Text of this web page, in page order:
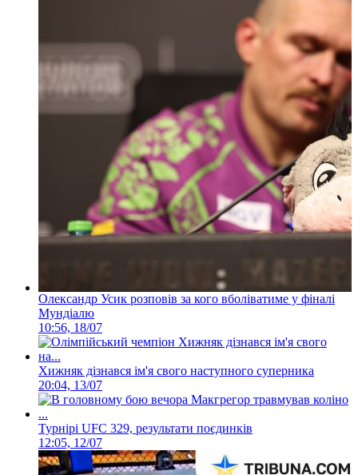
Олександр Усик розповів за кого вболіватиме у фіналі
Мундіалю
10:56, 18/07
Хижняк дізнався ім'я свого наступного суперника
20:04, 13/07
Турнірі UFC 329, результати поєдинків
12:05, 12/07